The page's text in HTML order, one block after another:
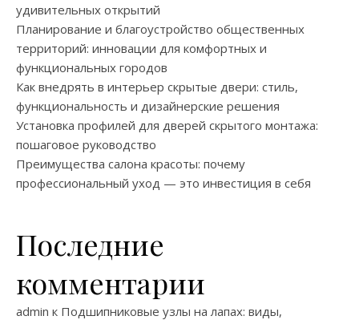
удивительных открытий
Планирование и благоустройство общественных
территорий: инновации для комфортных и
функциональных городов
Как внедрять в интерьер скрытые двери: стиль,
функциональность и дизайнерские решения
Установка профилей для дверей скрытого монтажа:
пошаговое руководство
Преимущества салона красоты: почему
профессиональный уход — это инвестиция в себя
Последние
комментарии
admin к Подшипниковые узлы на лапах: виды,